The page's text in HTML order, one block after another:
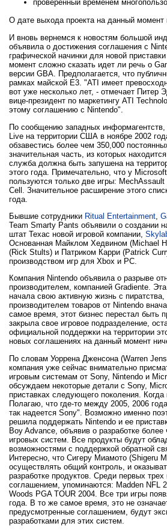
проверенный временем
О дате выхода проекта на данный момент
И вновь вернемся к новостям большой
объявила о достижения соглашения с
графической начинки для новой
момент сложно сказать идет ли речь о
версии GBA. Предполагается, что
рамках майской E3. "ATI имеет
вот уже несколько лет, - отмечает Питер
вице-президент по маркетингу ATI
этому соглашению с Nintendo".
По сообщению западных информагентств,
Live на территории США в ноябре 2002
обзавестись более чем 350,000
значительная часть, из которых
служба должна быть запушена на
этого года. Примечательно, что у
пользуются только две игры:
Cell. Значительное расширение этого
года.
Бывшие сотрудники Ritual Entertainment,
Team Smarty Pants объявили о создании
штат Техас новой игровой компании,
Основанная Майклом Хедвином (Michael
(Rick Stults) и Патриком Карри (Patrick
производством игр для Xbox и PC.
Компания Nintendo объявила о разрыве
производителем, компанией Gradiente.
начала свою активную жизнь с
производителем товаров от Nintendo
самое время, этот бизнес перестал быть
закрыла свое игровое подразделение,
официальной поддержки на территории
новых соглашениях на данный момент
По словам Уоррена Дженсона (Warren
компания уже сейчас внимательно
игровым системам от Sony, Nintendo и
обсуждаем некоторые детали с Sony,
приставках следующего поколения. Когда
Полагаю, что где-то между 2005, 2006
так надеется Sony". Возможно именно
решила поддержать Nintendo и ее
Boy Advance, объявив о разработке
игровых систем. Все продукты будут
возможностями с поддержкой обратной
Интересно, что Сигеру Миамото (Shigeru
осуществлять общий контроль, и
разработке продуктов. Среди первых
соглашением, упоминаются: Madden NFL
Woods PGA TOUR 2004. Все три игры
года. В то же самое время, это не
предусмотренные соглашением, будут
разработками для этих систем.